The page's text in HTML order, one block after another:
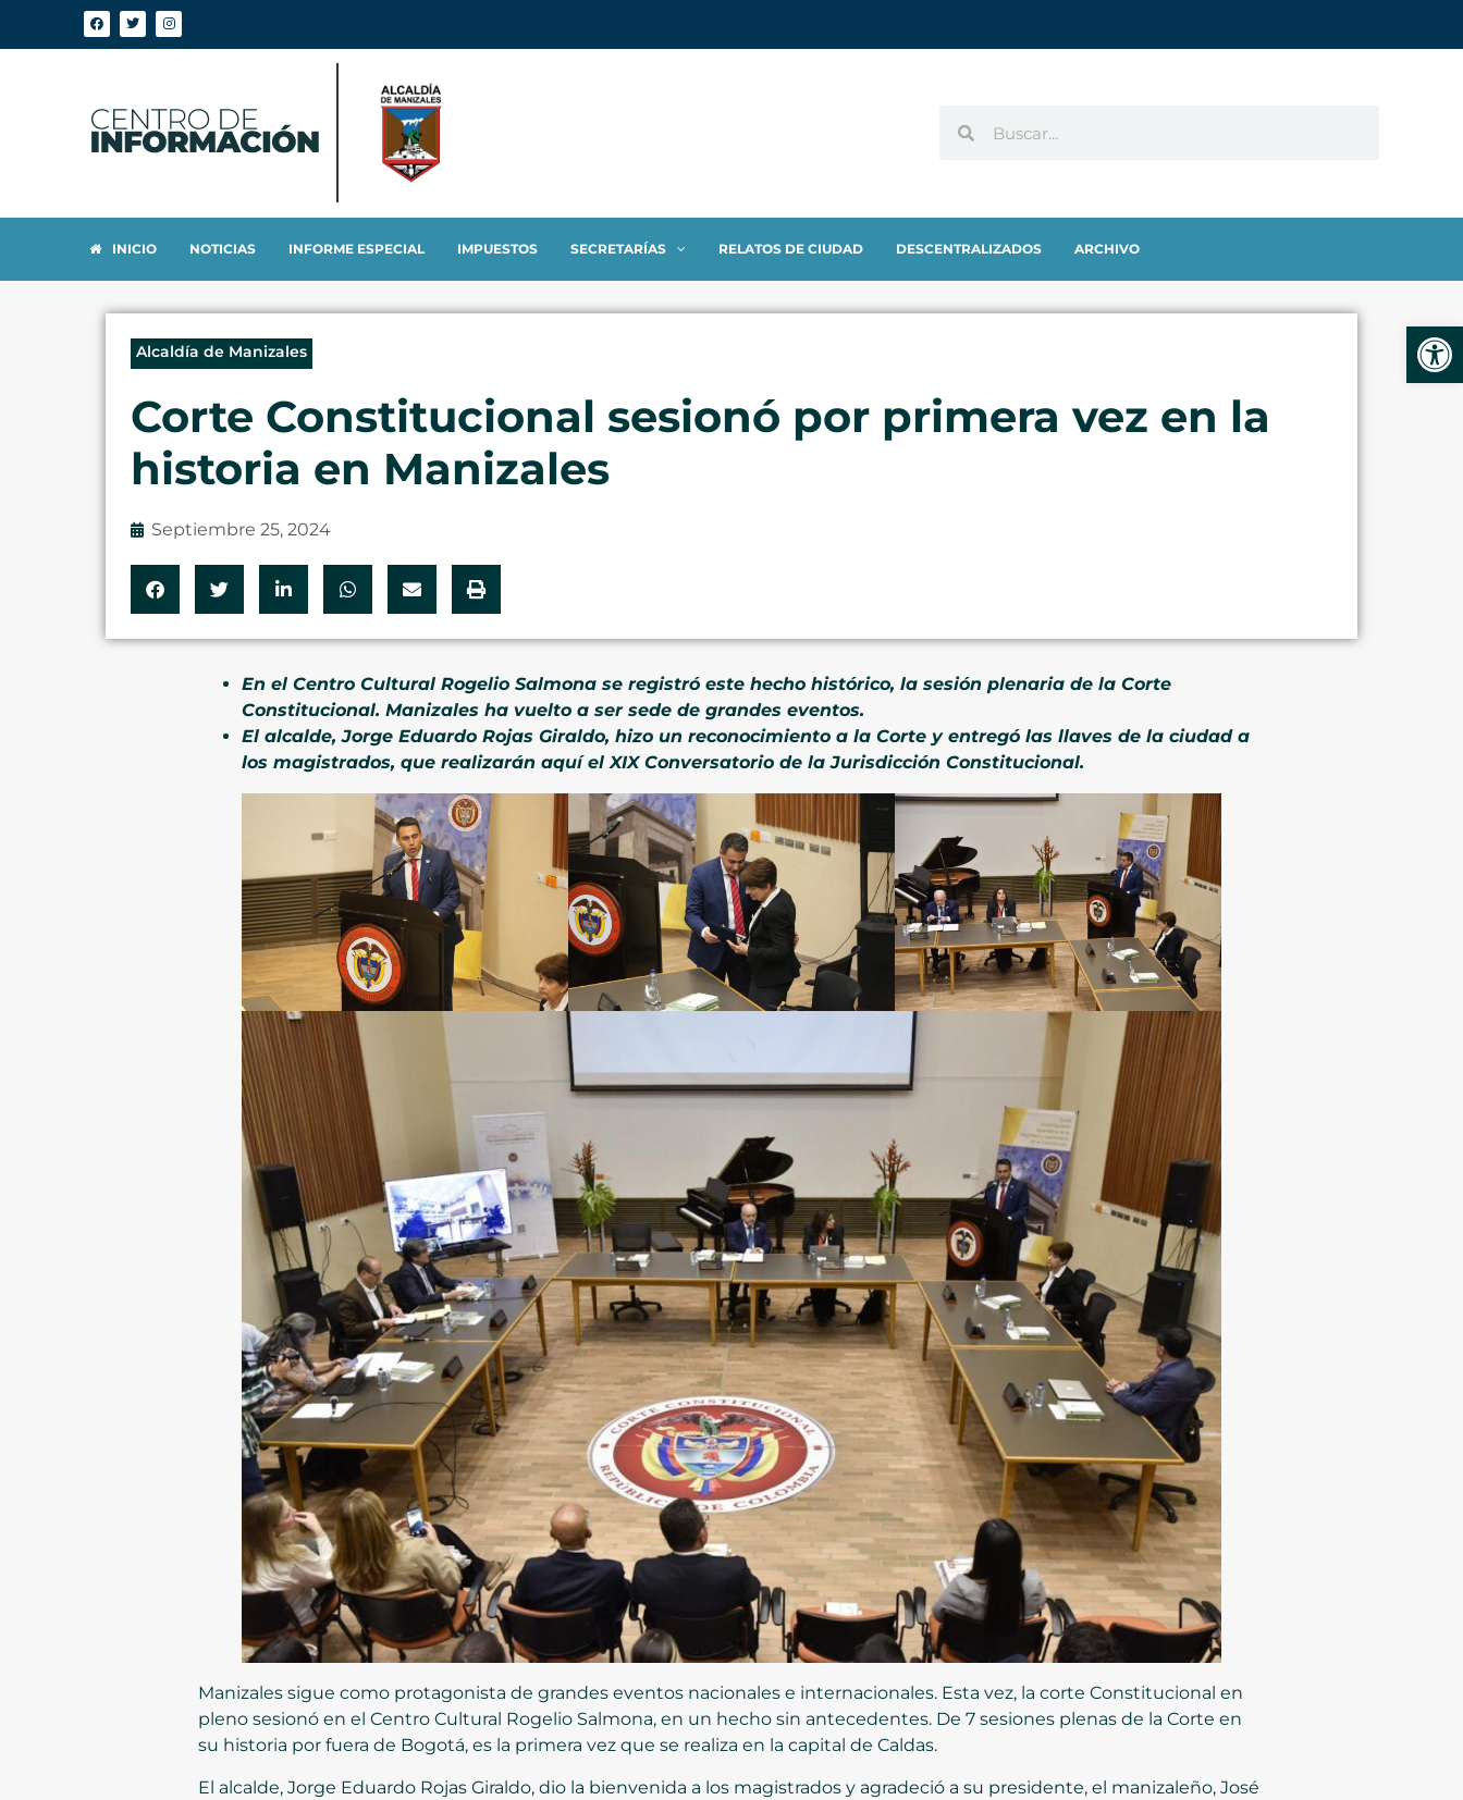
INICIO NOTICIAS INFORME ESPECIAL IMPUESTOS SECRETARÍAS RELATOS DE CIUDAD DESCENTRALIZADOS ARCHIVO
Alcaldía de Manizales
Corte Constitucional sesionó por primera vez en la
historia en Manizales
Septiembre 25, 2024
En el Centro Cultural Rogelio Salmona se registró este hecho histórico, la sesión plenaria de la Corte
Constitucional. Manizales ha vuelto a ser sede de grandes eventos.
El alcalde, Jorge Eduardo Rojas Giraldo, hizo un reconocimiento a la Corte y entregó las llaves de la ciudad a
los magistrados, que realizarán aquí el XIX Conversatorio de la Jurisdicción Constitucional.
Manizales sigue como protagonista de grandes eventos nacionales e internacionales. Esta vez, la corte Constitucional en
pleno sesionó en el Centro Cultural Rogelio Salmona, en un hecho sin antecedentes. De 7 sesiones plenas de la Corte en
su historia por fuera de Bogotá, es la primera vez que se realiza en la capital de Caldas.
El alcalde, Jorge Eduardo Rojas Giraldo, dio la bienvenida a los magistrados y agradeció a su presidente, el manizaleño, José